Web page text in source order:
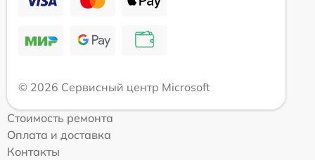
© 2026 Сервисный центр Microsoft
Стоимость ремонта
Оплата и доставка
Контакты